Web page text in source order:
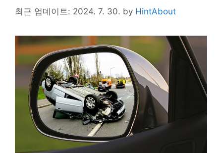
최근 업데이트: 2024. 7. 30. by HintAbout